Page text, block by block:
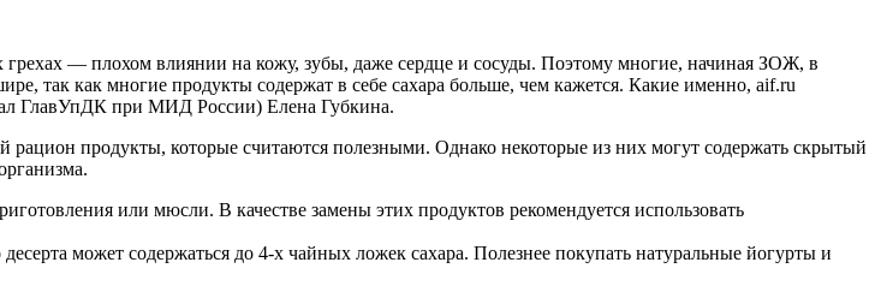
— плохом влиянии на кожу, зубы, даже сердце и сосуды. Поэтому многие, начиная ЗОЖ, в
так как многие продукты содержат в себе сахара больше, чем кажется. Какие именно, aif.ru
ГлавУпДК при МИД России) Елена Губкина.
продукты, которые считаются полезными. Однако некоторые из них могут содержать скрытый
или мюсли. В качестве замены этих продуктов рекомендуется использовать
может содержаться до 4-х чайных ложек сахара. Полезнее покупать натуральные йогурты и